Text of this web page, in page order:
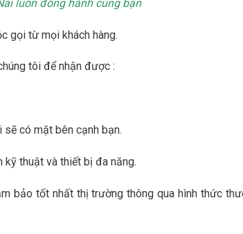
luôn đồng hành cùng bạn
gọi từ mọi khách hàng.
tôi để nhận được :
sẽ có mặt bên cạnh bạn.
kỹ thuật và thiết bị đa năng.
bảo tốt nhất thị trường thông qua hình thức